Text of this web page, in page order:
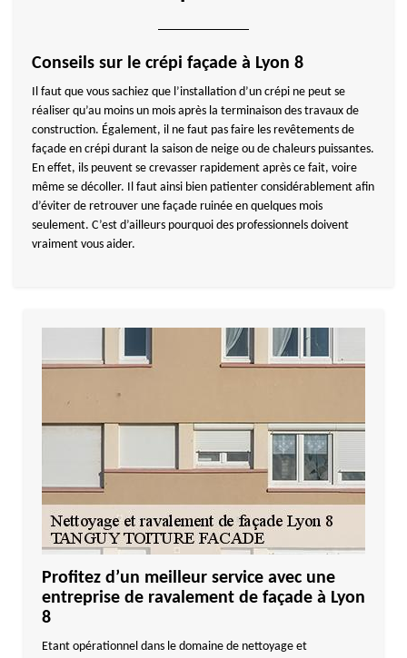
Conseils sur le crépi façade à Lyon 8
Il faut que vous sachiez que l’installation d’un crépi ne peut se
réaliser qu’au moins un mois après la terminaison des travaux de
construction. Également, il ne faut pas faire les revêtements de
façade en crépi durant la saison de neige ou de chaleurs puissantes.
En effet, ils peuvent se crevasser rapidement après ce fait, voire
même se décoller. Il faut ainsi bien patienter considérablement afin
d’éviter de retrouver une façade ruinée en quelques mois
seulement. C’est d’ailleurs pourquoi des professionnels doivent
vraiment vous aider.
Profitez d’un meilleur service avec une
entreprise de ravalement de façade à Lyon
8
Etant opérationnel dans le domaine de nettoyage et